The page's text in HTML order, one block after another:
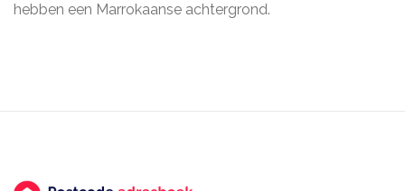
hebben een Marrokaanse achtergrond.